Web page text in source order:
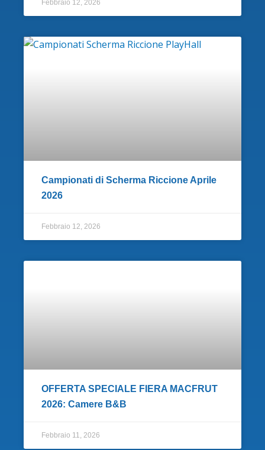
Febbraio 12, 2026
Campionati di Scherma Riccione Aprile
2026
Febbraio 12, 2026
OFFERTA SPECIALE FIERA MACFRUT
2026: Camere B&B
Febbraio 11, 2026